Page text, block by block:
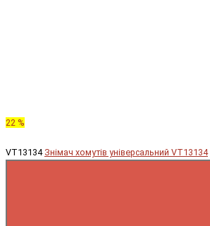
22 %
VT13134 Знімач хомутів універсальний VT13134